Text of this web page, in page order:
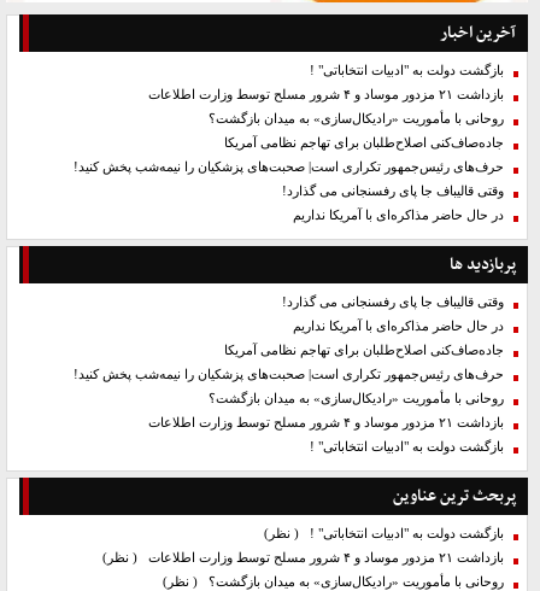
آخرین اخبار
بازگشت دولت به "ادبیات انتخاباتی" !
بازداشت ۲۱ مزدور موساد و ۴ شرور مسلح توسط وزارت اطلاعات
روحانی با مأموریت «رادیکال‌سازی» به میدان بازگشت؟
جاده‌صاف‌کنی اصلاح‌طلبان برای تهاجم نظامی آمریکا
حرف‌های رئیس‌جمهور تکراری است| صحبت‌های پزشکیان را نیمه‌شب پخش کنید!
وقتی قالیباف جا پای رفسنجانی می گذارد!
در حال حاضر مذاکره‌ای با آمریکا نداریم
پربازدید ها
وقتی قالیباف جا پای رفسنجانی می گذارد!
در حال حاضر مذاکره‌ای با آمریکا نداریم
جاده‌صاف‌کنی اصلاح‌طلبان برای تهاجم نظامی آمریکا
حرف‌های رئیس‌جمهور تکراری است| صحبت‌های پزشکیان را نیمه‌شب پخش کنید!
روحانی با مأموریت «رادیکال‌سازی» به میدان بازگشت؟
بازداشت ۲۱ مزدور موساد و ۴ شرور مسلح توسط وزارت اطلاعات
بازگشت دولت به "ادبیات انتخاباتی" !
پربحث ترین عناوین
بازگشت دولت به "ادبیات انتخاباتی" ! ( نظر)
بازداشت ۲۱ مزدور موساد و ۴ شرور مسلح توسط وزارت اطلاعات
( نظر)
روحانی با مأموریت «رادیکال‌سازی» به میدان بازگشت؟ ( نظر)